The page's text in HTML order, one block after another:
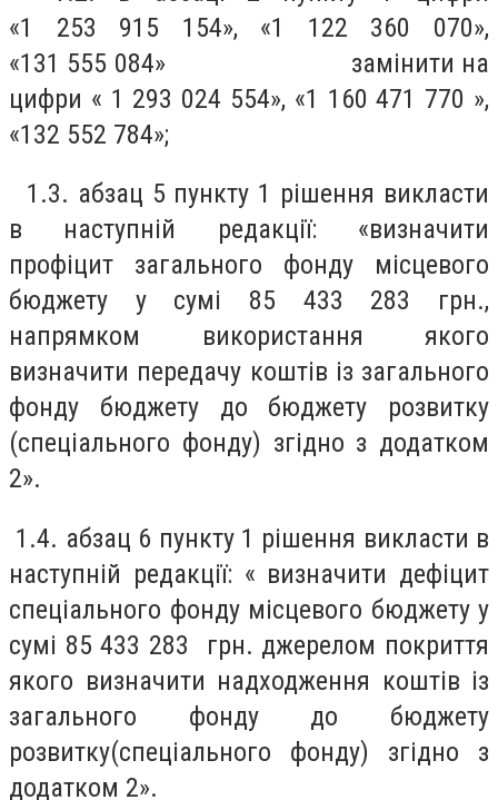
«1 253 915 154», «1 122 360 070»,
«131 555 084» замінити на
цифри « 1 293 024 554», «1 160 471 770 »,
«132 552 784»;
1.3. абзац 5 пункту 1 рішення викласти
в наступній редакції: «визначити
профіцит загального фонду місцевого
бюджету у сумі 85 433 283 грн.,
напрямком використання якого
визначити передачу коштів із загального
фонду бюджету до бюджету розвитку
(спеціального фонду) згідно з додатком
2».
1.4. абзац 6 пункту 1 рішення викласти в
наступній редакції: « визначити дефіцит
спеціального фонду місцевого бюджету у
сумі 85 433 283 грн. джерелом покриття
якого визначити надходження коштів із
загального фонду до бюджету
розвитку(спеціального фонду) згідно з
додатком 2».